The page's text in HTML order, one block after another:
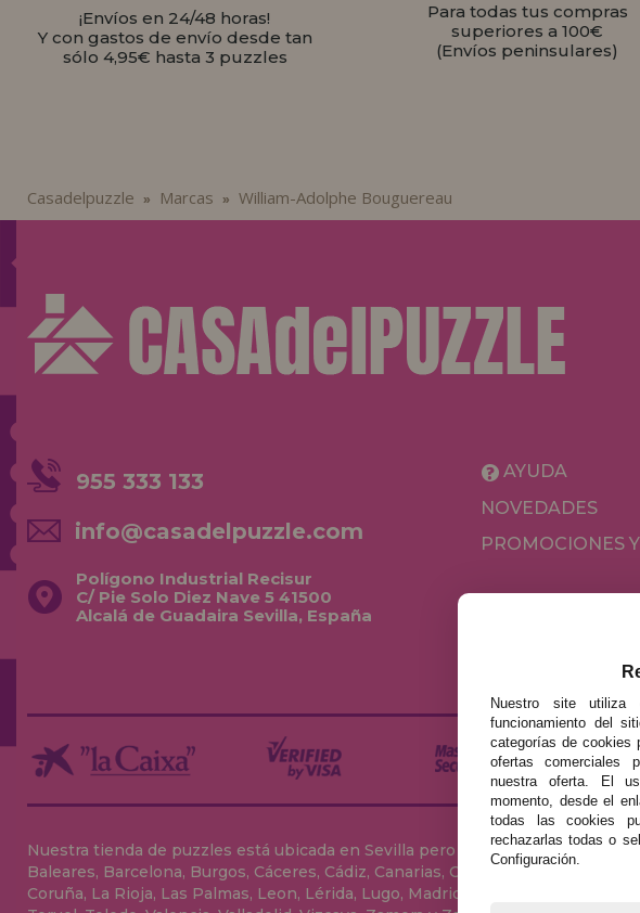
¡Envíos en 24/48 horas!
Y con gastos de envío desde tan
sólo 4,95€ hasta 3 puzzles
Para todas tus compras
superiores a 100€
(Envíos peninsulares)
Casadelpuzzle » Marcas » William-Adolphe Bouguereau
955 333 133
info@casadelpuzzle.com
Polígono Industrial Recisur
C/ Pie Solo Diez Nave 5 41500
Alcalá de Guadaira Sevilla, España
AYUDA
NOVEDADES
PROMOCIONES
Nuestra tienda de puzzles está ubicada en Sevilla pero enviamos tus
Baleares, Barcelona, Burgos, Cáceres, Cádiz, Canarias, Cantabria, Castellón,
Coruña, La Rioja, Las Palmas, Leon, Lérida, Lugo, Madrid, Málaga, Melilla,
Nuestro site utiliza
funcionamiento del
categorías de cookies
ofertas comerciales
nuestra oferta. El
momento, desde el
todas las cookies
rechazarlas todas o
Configuración.